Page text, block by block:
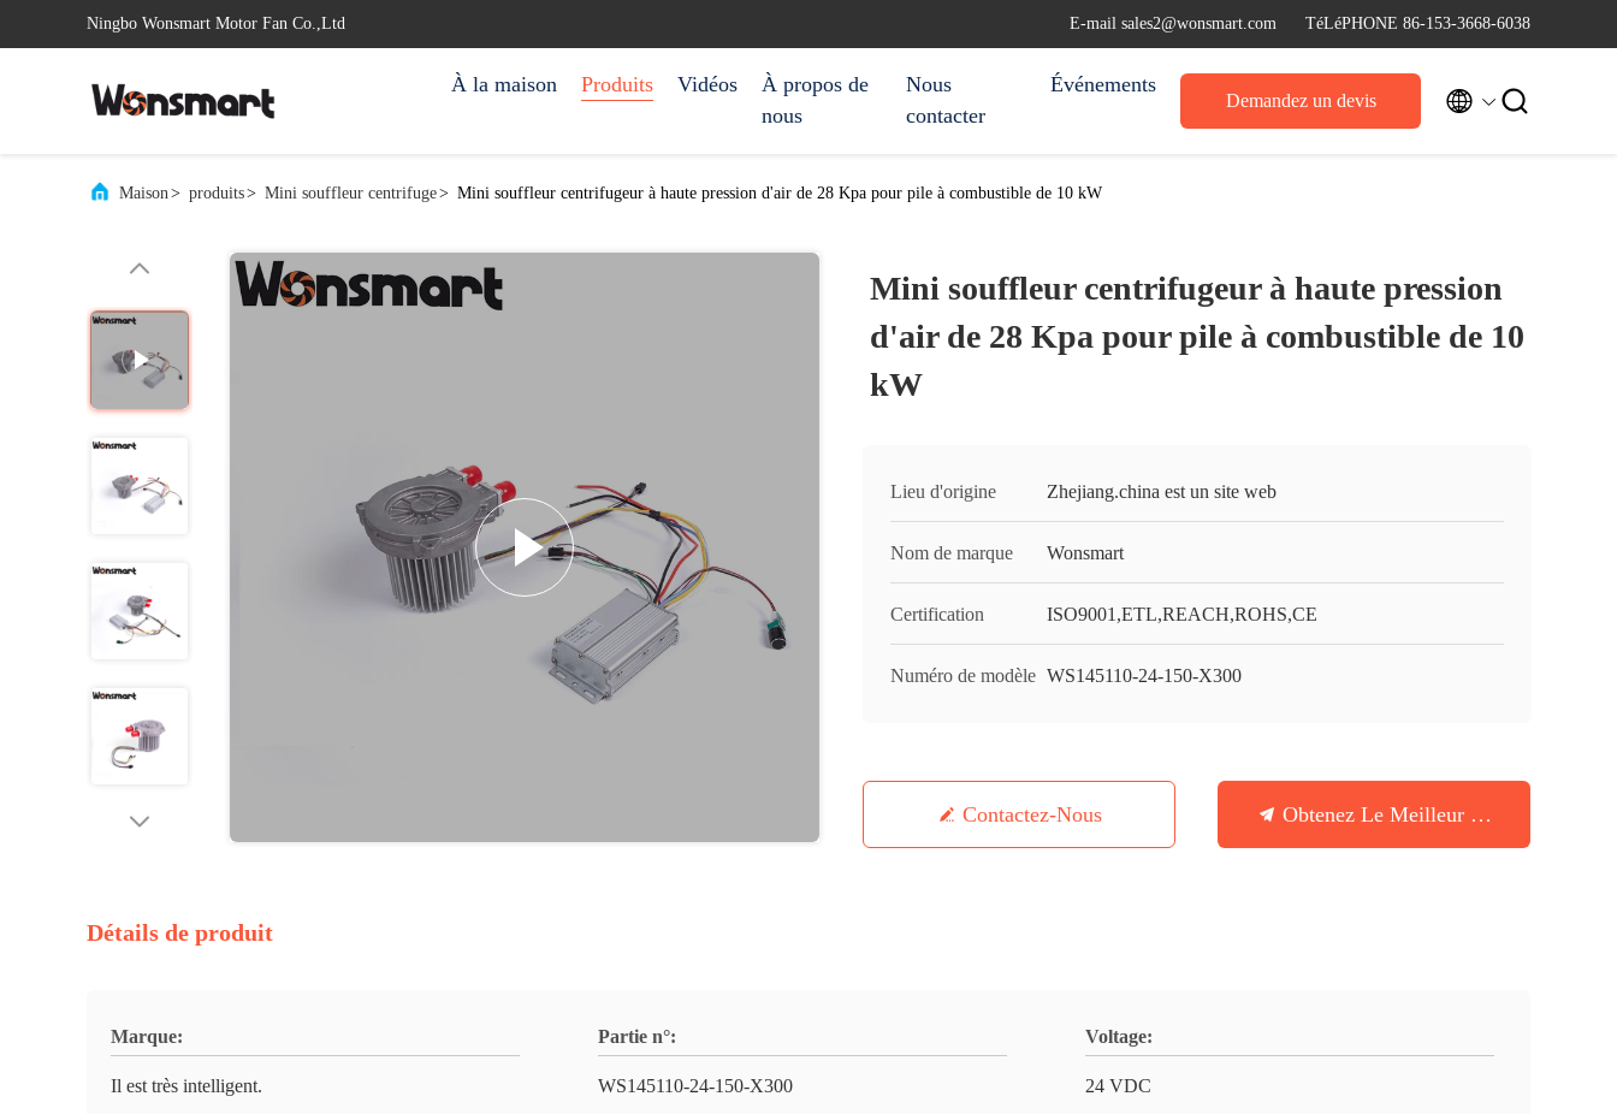
Ningbo Wonsmart Motor Fan Co.,Ltd E-mail sales2@wonsmart.com TéLéPHONE 86-153-3668-6038
À la maison Produits Vidéos
À propos de
nous
Nous
contacter
Événements
Demandez un devis  
Maison> produits> Mini souffleur centrifuge> Mini souffleur centrifugeur à haute pression d'air de 28 Kpa pour pile à combustible de 10 kW
Mini souffleur centrifugeur à haute pression
d'air de 28 Kpa pour pile à combustible de 10
kW
Lieu d'origine Zhejiang.china est un site web
Nom de marque Wonsmart
Certification ISO9001,ETL,REACH,ROHS,CE
Numéro de modèle WS145110-24-150-X300
Contactez-Nous Obtenez Le Meilleur Prix
Détails de produit
Marque:
Il est très intelligent.
Partie n°:
WS145110-24-150-X300
Voltage:
24 VDC